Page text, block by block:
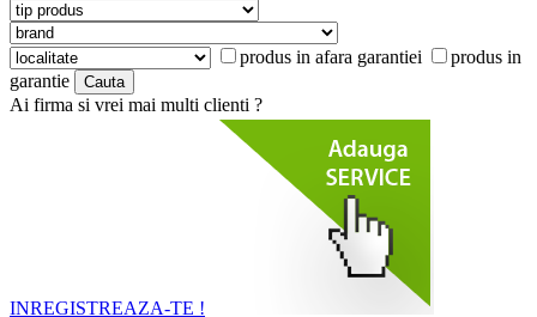
produs in afara garantiei
produs in
garantie
Ai firma si vrei mai multi clienti ?
INREGISTREAZA-TE !